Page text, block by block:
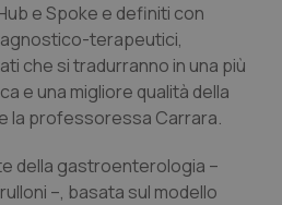
e Spoke e definiti con
terapeutici,
che si tradurranno in una più
e una migliore qualità della
la professoressa Carrara.
della gastroenterologia –
–, basata sul modello
CookieScript